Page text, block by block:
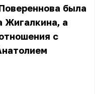
была
Жигалкина, а
с